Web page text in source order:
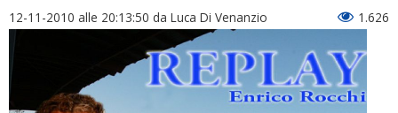
12-11-2010 alle 20:13:50 da Luca Di Venanzio 1.626